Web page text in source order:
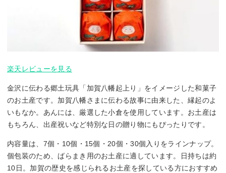
楽天レビューを見る
金沢に伝わる郷土玩具「加賀八幡起上り」をイメージした和菓子
のお土産です。加賀八幡さまに伝わる故事に由来した、縁起のよ
いもなか。あんには、厳選した小倉を使用しています。お土産は
もちろん、出産祝いなど特別な日の贈り物にもぴったりです。
内容量は、7個・10個・15個・20個・30個入りをラインナップ。
個包装のため、ばらまき用のお土産に適しています。日持ちは約
10日。加賀の歴史を感じられるお土産を探している方におすすめ